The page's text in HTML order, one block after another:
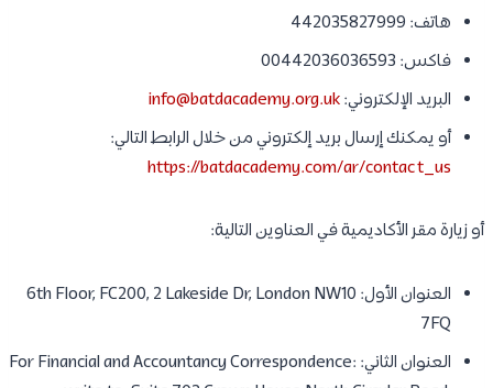
هاتف: 442035827999
فاكس: 00442036036593
البريد الإلكتروني:info@batdacademy.org.uk
أو يمكنك إرسال بريد إلكتروني من خلال الرابط التالي:
https://batdacademy.com/ar/contact_us
أو زيارة مقر الأكاديمية في العناوين التالية:
العنوان الأول: 6th Floor, FC200, 2 Lakeside Dr, London NW10
7FQ
العنوان الثاني: For Financial and Accountancy Correspondence: